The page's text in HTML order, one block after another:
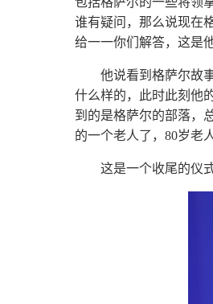
谁有疑问，那么说现在
给一一你们解答，这是
他说看到格萨尔故
什么样的，此时此刻他
到的是格萨尔的部落，
的一个老人了， 80岁老
这是一个收尾的仪